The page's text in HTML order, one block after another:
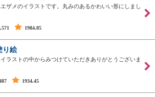
ザメのイラストです。丸みのあるかわいい形にしまし
1984.85
り絵
ラストの中からみつけていただきありがとうございま
1934.45